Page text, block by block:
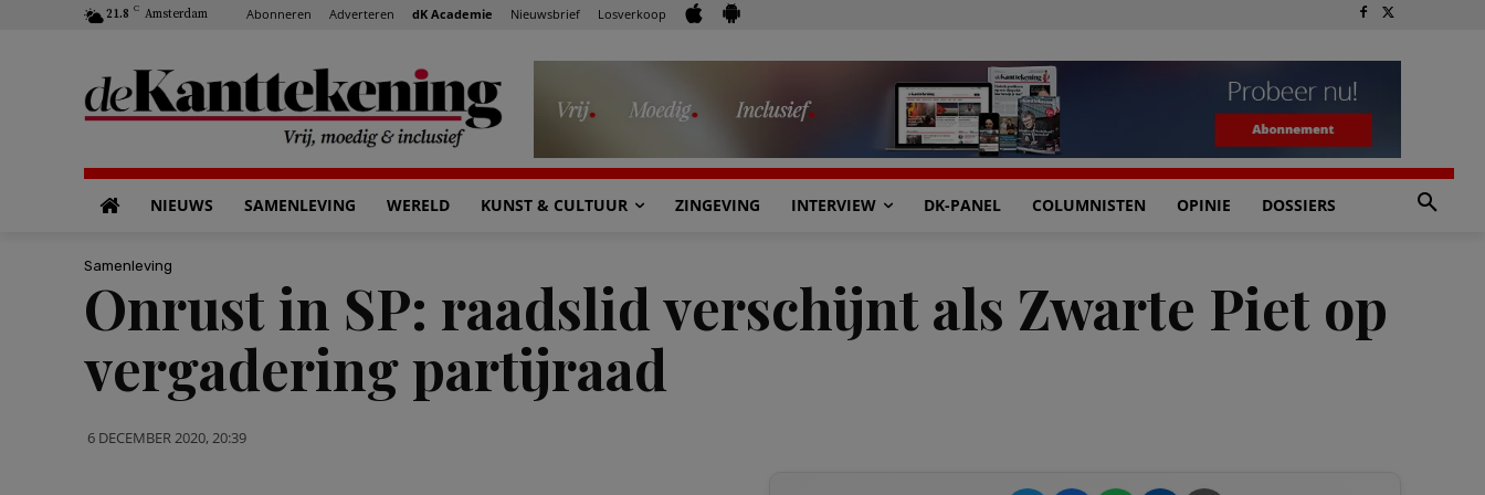
21.8 C Amsterdam Abonneren Adverteren dK Academie Nieuwsbrief Losverkoop
NIEUWS SAMENLEVING WERELD KUNST & CULTUUR ZINGEVING INTERVIEW DK-PANEL COLUMNISTEN OPINIE DOSSIERS
Samenleving
Onrust in SP: raadslid verschijnt als Zwarte Piet op
vergadering partijraad
6 DECEMBER 2020, 20:39